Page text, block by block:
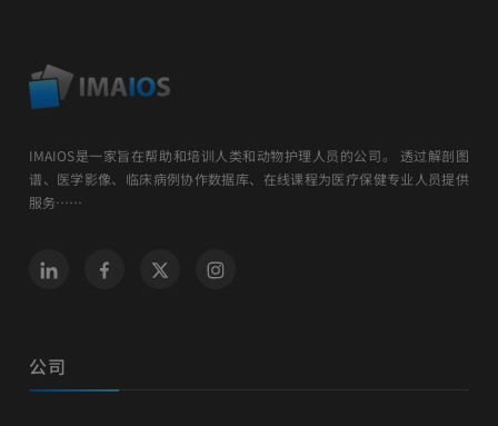
IMAIOS是一家旨在帮助和培训人类和动物护理人员的公司。 透过解剖图
谱、医学影像、临床病例协作数据库、在线课程为医疗保健专业人员提供
服务……
公司